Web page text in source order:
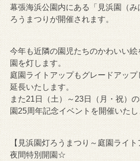
幕張海浜公園内にある「見浜園（
ろうまつりが開催されます。
今年も近隣の園児たちのかわいい
園を灯します。
庭園ライトアップもグレードアッ
延長いたします。
また21日（土）～23日（月・祝）
園25周年記念イベントを開催いたし
【見浜園灯ろうまつり～庭園ライト
夜間特別開園☆